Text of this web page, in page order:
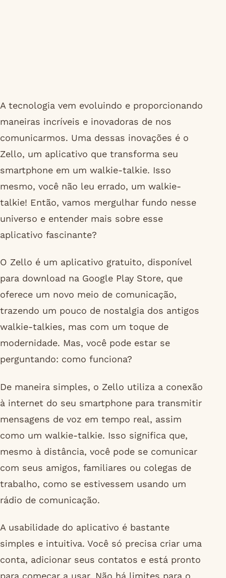
A tecnologia vem evoluindo e proporcionando
maneiras incríveis e inovadoras de nos
comunicarmos. Uma dessas inovações é o
Zello, um aplicativo que transforma seu
smartphone em um walkie-talkie. Isso
mesmo, você não leu errado, um walkie-
talkie! Então, vamos mergulhar fundo nesse
universo e entender mais sobre esse
aplicativo fascinante?
O Zello é um aplicativo gratuito, disponível
para download na Google Play Store, que
oferece um novo meio de comunicação,
trazendo um pouco de nostalgia dos antigos
walkie-talkies, mas com um toque de
modernidade. Mas, você pode estar se
perguntando: como funciona?
De maneira simples, o Zello utiliza a conexão
à internet do seu smartphone para transmitir
mensagens de voz em tempo real, assim
como um walkie-talkie. Isso significa que,
mesmo à distância, você pode se comunicar
com seus amigos, familiares ou colegas de
trabalho, como se estivessem usando um
rádio de comunicação.
A usabilidade do aplicativo é bastante
simples e intuitiva. Você só precisa criar uma
conta, adicionar seus contatos e está pronto
para começar a usar. Não há limites para o